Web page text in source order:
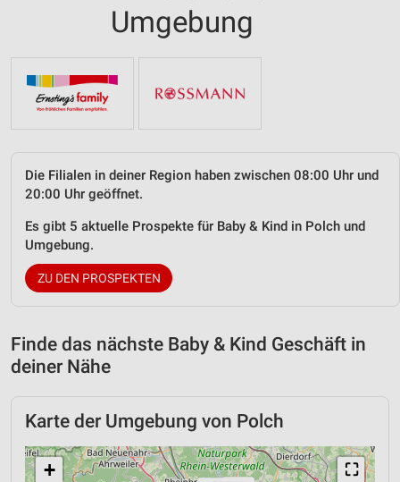
Umgebung
Die Filialen in deiner Region haben zwischen 08:00 Uhr und
20:00 Uhr geöffnet.
Es gibt 5 aktuelle Prospekte für Baby & Kind in Polch und
Umgebung.
ZU DEN PROSPEKTEN
Finde das nächste Baby & Kind Geschäft in
deiner Nähe
Karte der Umgebung von Polch
⛶
+